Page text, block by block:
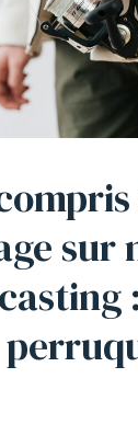
sur